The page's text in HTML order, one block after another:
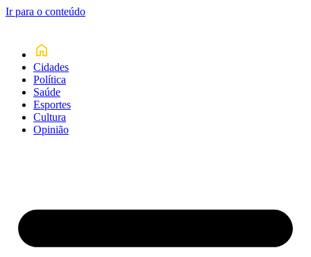
Ir para o conteúdo
Cidades
Política
Saúde
Esportes
Cultura
Opinião